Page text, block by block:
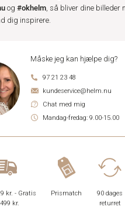
og #okhelm, så bliver dine billeder
dig inspirere.
Måske jeg kan hjælpe dig?
97 21 23 48
kundeservice@helm.nu
Chat med mig
Mandag-fredag: 9.00-15.00
kr. - Gratis
kr.
Prismatch
90 dages
returret